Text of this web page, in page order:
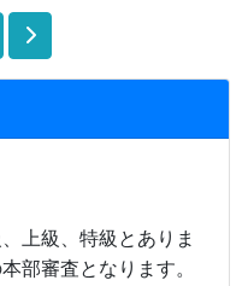
上級、特級とありま
部審査となります。